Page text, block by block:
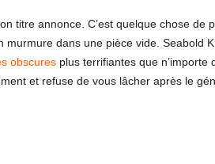
titre annonce. C’est quelque chose de
murmure dans une pièce vide. Seabold
obscures plus terrifiantes que
et refuse de vous lâcher après le